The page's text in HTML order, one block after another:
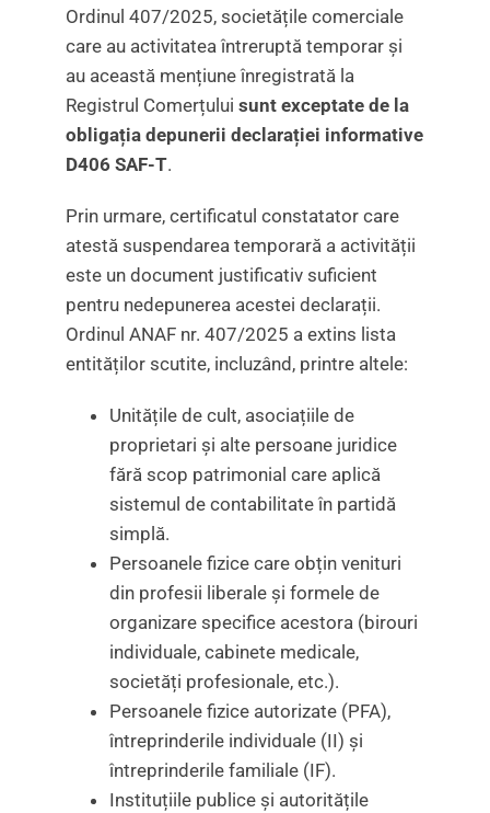
Ordinul 407/2025, societățile comerciale
care au activitatea întreruptă temporar și
au această mențiune înregistrată la
Registrul Comerțului sunt exceptate de la
obligația depunerii declarației informative
D406 SAF-T.
Prin urmare, certificatul constatator care
atestă suspendarea temporară a activității
este un document justificativ suficient
pentru nedepunerea acestei declarații.
Ordinul ANAF nr. 407/2025 a extins lista
entităților scutite, incluzând, printre altele:
Unitățile de cult, asociațiile de
proprietari și alte persoane juridice
fără scop patrimonial care aplică
sistemul de contabilitate în partidă
simplă.
Persoanele fizice care obțin venituri
din profesii liberale și formele de
organizare specifice acestora (birouri
individuale, cabinete medicale,
societăți profesionale, etc.).
Persoanele fizice autorizate (PFA),
întreprinderile individuale (II) și
întreprinderile familiale (IF).
Instituțiile publice și autoritățile